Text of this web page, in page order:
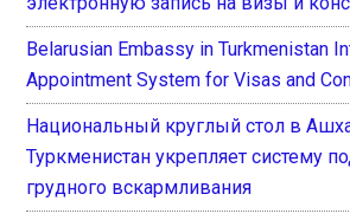
Belarusian Embassy in Turkmenistan
Appointment System for Visas and
Национальный круглый стол в
Туркменистан укрепляет систему
грудного вскармливания